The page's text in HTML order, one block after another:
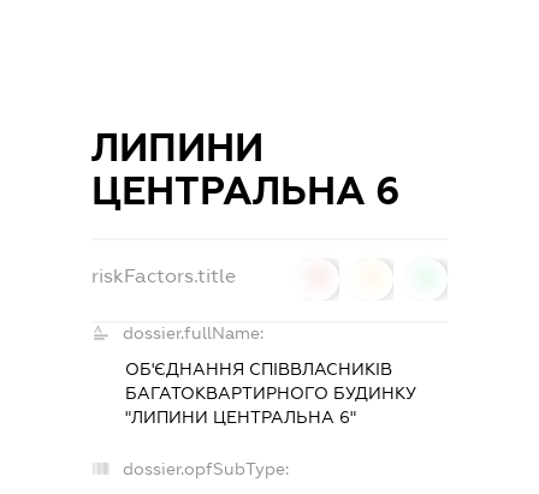
ЛИПИНИ
ЦЕНТРАЛЬНА 6
riskFactors.title
dossier.fullName:
ОБ'ЄДНАННЯ СПІВВЛАСНИКІВ
БАГАТОКВАРТИРНОГО БУДИНКУ
"ЛИПИНИ ЦЕНТРАЛЬНА 6"
dossier.opfSubType: